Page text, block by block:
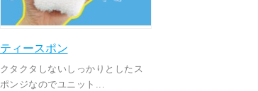
ティースポン
クタクタしないしっかりとしたス
ポンジなのでユニット...